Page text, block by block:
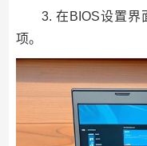
3. 在BIOS设置界
项。